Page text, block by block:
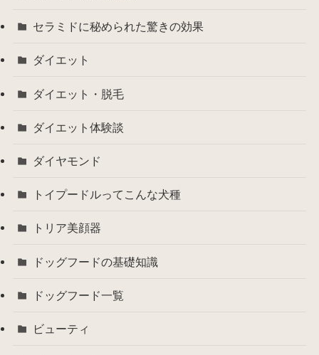
セラミドに秘められた驚きの効果
ダイエット
ダイエット・脱毛
ダイエット体験談
ダイヤモンド
トイプードルってこんな犬種
トリア美顔器
ドッグフードの基礎知識
ドッグフード一覧
ビューティ